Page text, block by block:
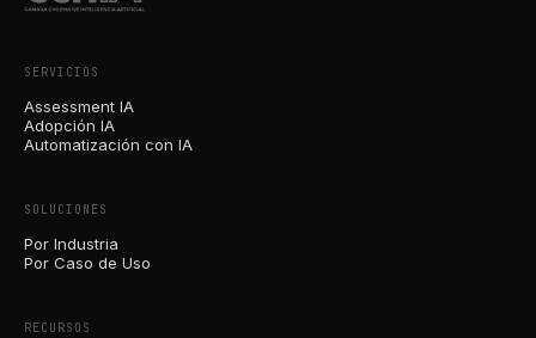
SERVICIOS
Assessment IA
Adopción IA
Automatización con IA
SOLUCIONES
Por Industria
Por Caso de Uso
RECURSOS